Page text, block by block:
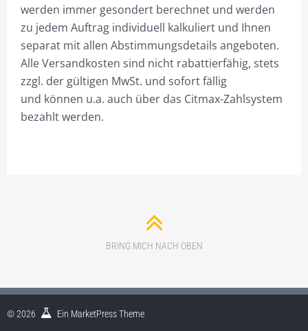
LITFASS-SÄULEN
PLAKATE/POSTER/KLEINSCHILDER
CITMAX-PYLONE
SCHAUFENSTERBEKLEBUNG
SPEISEKARTENKÄSTEN
SHOP NUR FÜR GEWERBETREIBENDE!
werden immer gesondert berechnet und werden
zu jedem Auftrag individuell kalkuliert und Ihnen
separat mit allen Abstimmungsdetails angeboten.
Alle Versandkosten sind nicht rabattierfähig, stets
zzgl. der gültigen MwSt. und sofort fällig
und können u.a. auch über das Citmax-Zahlsystem
bezahlt werden.
BRING MICH NACH OBEN
© 2026 Ein MarketPressTheme